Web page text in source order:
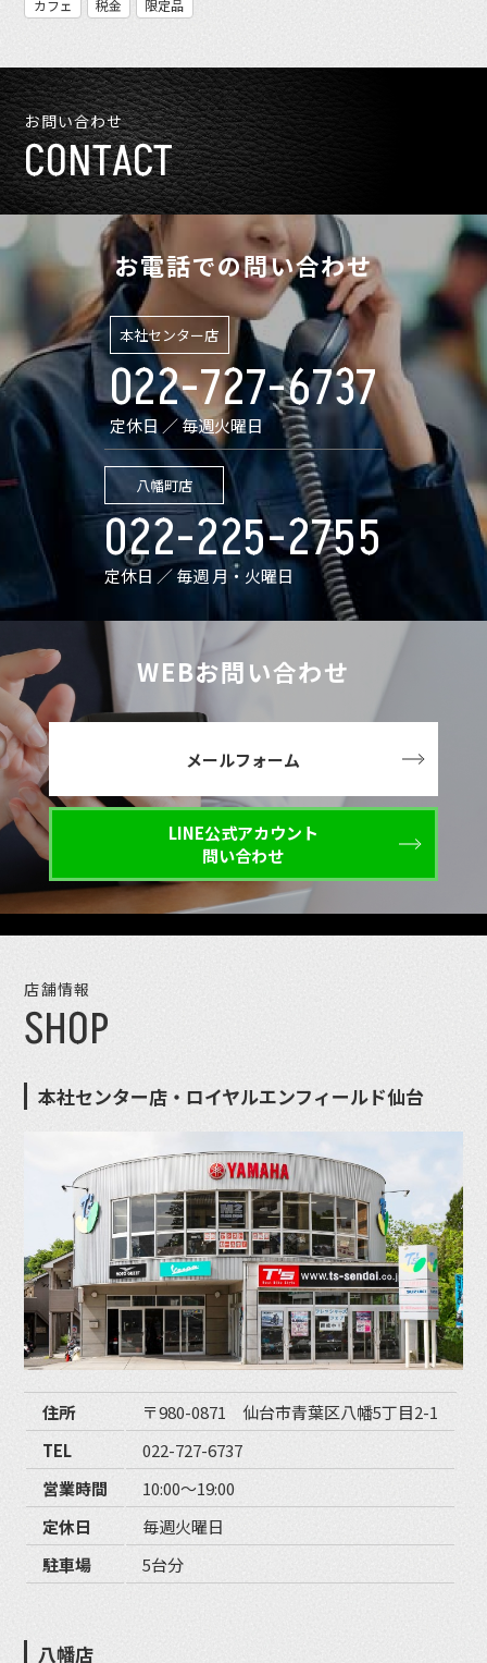
カフェ
税金 限定品
お問い合わせ
CONTACT
お電話での問い合わせ
本社センター店
022-727-6737
定休日 ／ 毎週火曜日
八幡町店
022-225-2755
定休日 ／ 毎週 月・火曜日
WEBお問い合わせ
メールフォーム
LINE公式アカウント
問い合わせ
店舗情報
SHOP
本社センター店・ロイヤルエンフィールド仙台
住所
〒980-0871 仙台市青葉区八幡5丁目2-1
TEL
022-727-6737
営業時間
10:00〜19:00
定休日
毎週火曜日
駐車場
5台分
八幡店